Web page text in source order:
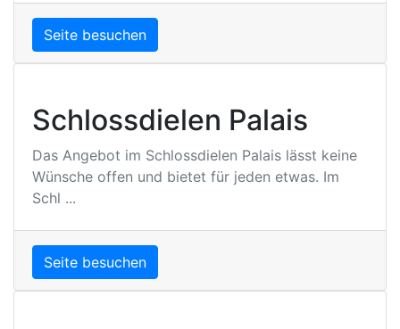
Seite besuchen
Schlossdielen Palais
Das Angebot im Schlossdielen Palais lässt keine
Wünsche offen und bietet für jeden etwas. Im
Schl ...
Seite besuchen